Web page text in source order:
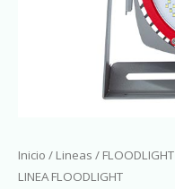
Inicio / Lineas / FLOODLIGHT
LINEA FLOODLIGHT